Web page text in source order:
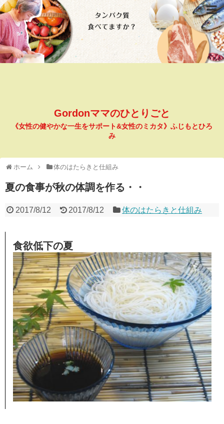
Gordonママのひとりごと
《女性の健やかな一生をサポート&女性のミカタ》ふじもとひろ
み
ホーム 体のはたらきと仕組み
夏の食事が秋の体調を作る・・
2017/8/12 2017/8/12 体のはたらきと仕組み
食欲低下の夏